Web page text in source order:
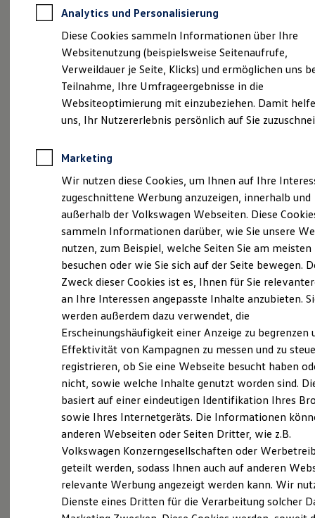
Autokredit mit Schlussrate
Versicherungen und Garantien
Kfz-Versicherung
Restschuldversicherungen
Garantien
Wartungsverträge
Geschäftskunden
Professional Class bei Volkswagen
Großkunden
Behörden
Anpfiff zum Gewinn
Elektroautos
ID. Tutorials
Elektrofahrzeugkonzepte
Reichweite
Reichweite der ID. Modelle
Reichweite im Winter
Laden
Laden unterwegs
Laden Zuhause
Ladezeitensimulator
Batterie
Sicherheit
Garantie und Lebensdauer
Nachhaltigkeit
Technologie
Kosten und Kauf
Verbrauchskosten
Kaufoptionen
E-Auto-Förderung
Software und Konnektivität
Die ID. Software 6
ID. Software Versionen und Updates
Digitale Extras
Schnittstellen zu Ihrem ID.
(Impressum & Rechtliches)
Was ist der Economy Service
und wer kann ihn nutzen?
Ältere Volkswagen haben einen anderen
Servicebedarf als neue Fahrzeuge. Der Economy
Service ist speziell für Volkswagen Modelle
entwickelt worden, die älter als vier Jahre sind. Er
bietet Ihnen ein vielfältiges Leistungsspektrum mit
zeitwertgerechtem Service und hoher
Ersatzteilqualität. Die Leistungen sind durch
Fachwissen, Volkswagen Teile und langjährige
Erfahrung genau auf Ihr Fahrzeug abgestimmt und
decken nahezu alle Services ab. Die Preise sind
speziell auf das Alter Ihres Fahrzeugs ausgelegt. Bei
Analytics und Personalisierung
Diese Cookies sammeln Informationen über Ihre
Websitenutzung (beispielsweise Seitenaufrufe,
Verweildauer je Seite, Klicks) und ermöglichen uns
Teilnahme, Ihre Umfrageergebnisse in die
Websiteoptimierung mit einzubeziehen. Damit
uns, Ihr Nutzererlebnis persönlich auf Sie
Marketing
Wir nutzen diese Cookies, um Ihnen auf Ihre
zugeschnittene Werbung anzuzeigen, innerhalb und
außerhalb der Volkswagen Webseiten. Diese
sammeln Informationen darüber, wie Sie unsere
nutzen, zum Beispiel, welche Seiten Sie am meisten
besuchen oder wie Sie sich auf der Seite bewegen.
Zweck dieser Cookies ist es, Ihnen für Sie
an Ihre Interessen angepasste Inhalte anzubieten.
werden außerdem dazu verwendet, die
Erscheinungshäufigkeit einer Anzeige zu begrenzen
Effektivität von Kampagnen zu messen und zu
registrieren, ob Sie eine Webseite besucht haben
nicht, sowie welche Inhalte genutzt worden sind.
basiert auf einer eindeutigen Identifikation Ihres
sowie Ihres Internetgeräts. Die Informationen
anderen Webseiten oder Seiten Dritter, wie z.B.
Volkswagen Konzerngesellschaften oder
geteilt werden, sodass Ihnen auch auf anderen
relevante Werbung angezeigt werden kann. Wir
Dienste eines Dritten für die Verarbeitung solcher